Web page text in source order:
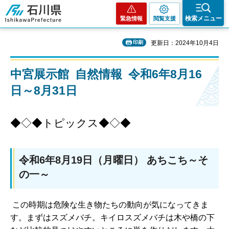
石川県
緊急情報 閲覧支援 検索メニュー
印刷 更新日：2024年10月4日
中宮展示館 自然情報 令和6年8月16
日～8月31日
◆◇◆トピックス◆◇◆
令和6年8月19日（月曜日） あちこち～そ
の一～
この時期は危険な生き物たちの動向が気になってきま
す。まずはスズメバチ。キイロスズメバチは木や橋の下